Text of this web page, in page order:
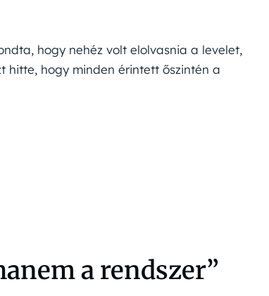
hogy nehéz volt elolvasnia a levelet,
hitte, hogy minden érintett őszintén a
a rendszer”